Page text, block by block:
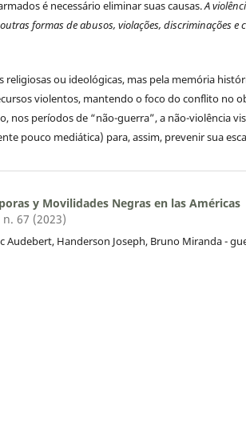
é necessário eliminar suas causas.A
formas de abusos, violações, discriminações e
religiosas ou ideológicas, mas pela memória
violentos, mantendo o foco do conflito no
nos períodos de “não-guerra”, a não-violência
pouco mediática) para, assim, prevenir sua
y Movilidades Negras en las Américas
n. 67 (2023)
Audebert, Handerson Joseph, Bruno Miranda -